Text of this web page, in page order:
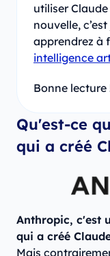
utiliser
nouvelle,
apprendrez à
intelligence
Bonne lecture
Qu'est-ce
qui a créé
Anthropic, c'est
qui a créé
Mais